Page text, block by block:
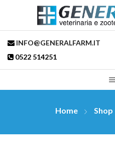
INFO@GENERALFARM.IT
0522 514251
Home Shop